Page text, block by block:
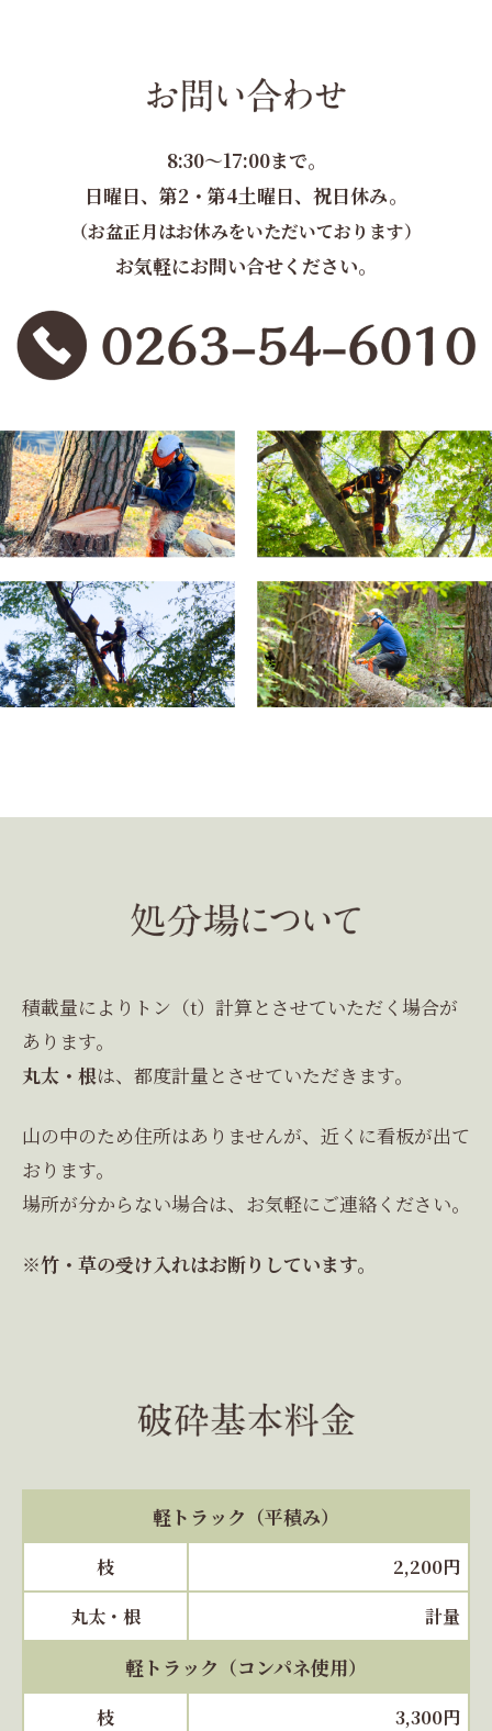
8:30～17:00まで。
日曜日、第2・第4土曜日、祝日休み。
（お盆正月はお休みをいただいております）
お気軽にお問い合せください。
積載量によりトン（t）計算とさせていただく場合が
あります。
丸太・根は、都度計量とさせていただきます。
山の中のため住所はありませんが、近くに看板が出て
おります。
場所が分からない場合は、お気軽にご連絡ください。
※竹・草の受け入れはお断りしています。
軽トラック（平積み）
枝
2,200円
丸太・根
計量
軽トラック（コンパネ使用）
枝
3,300円